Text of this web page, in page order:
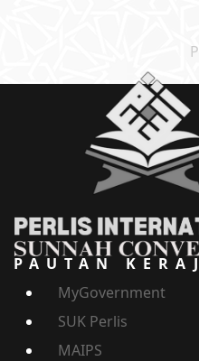
PAUTAN
MyGovernment
SUK Perlis
MAIPS